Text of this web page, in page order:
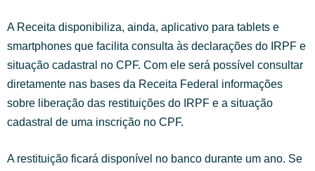
A Receita disponibiliza, ainda, aplicativo para tablets e
smartphones que facilita consulta às declarações do IRPF e
situação cadastral no CPF. Com ele será possível consultar
diretamente nas bases da Receita Federal informações
sobre liberação das restituições do IRPF e a situação
cadastral de uma inscrição no CPF.
A restituição ficará disponível no banco durante um ano. Se